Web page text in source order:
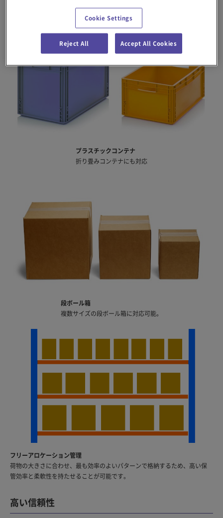
大きさに応じて保管ロケーションを自動調整するため、高密度保
プラスチックコンテナ
折り畳みコンテナにも対応
段ボール箱
複数サイズの段ボール箱に対応可能。
フリーアロケーション管理
荷物の大きさに合わせ、最も効率のよいパターンで格納するため、高い保
管効率と柔軟性を持たせることが可能です。
高い信頼性
Cookie Settings
Reject All Accept All Cookies